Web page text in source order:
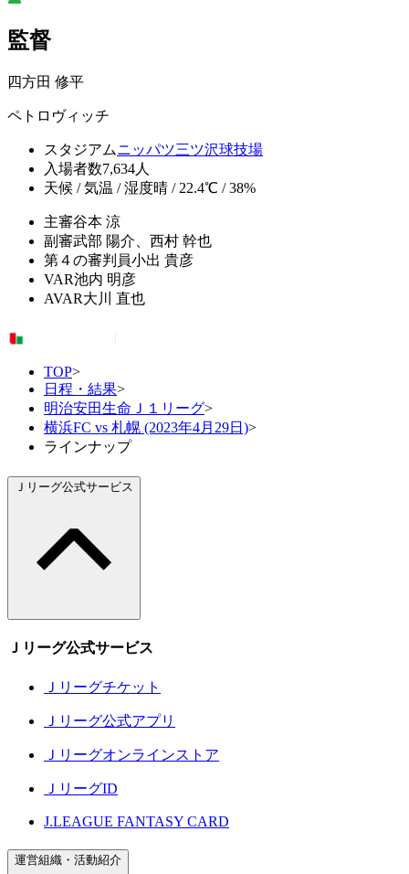
監督
四方田 修平
ペトロヴィッチ
スタジアムニッパツ三ツ沢球技場
入場者数7,634人
天候 / 気温 / 湿度晴 / 22.4℃ / 38%
主審谷本 涼
副審武部 陽介、西村 幹也
第４の審判員小出 貴彦
VAR池内 明彦
AVAR大川 直也
TOP>
日程・結果>
明治安田生命Ｊ１リーグ>
横浜FC vs 札幌 (2023年4月29日)>
ラインナップ
Ｊリーグ公式サービス
Ｊリーグ公式サービス
Ｊリーグチケット
Ｊリーグ公式アプリ
Ｊリーグオンラインストア
ＪリーグID
J.LEAGUE FANTASY CARD
運営組織・活動紹介